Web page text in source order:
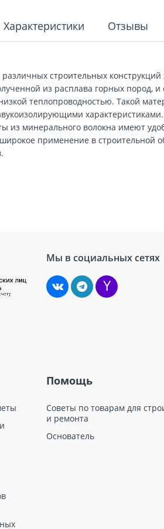
Характеристики Отзывы
строительных
из расплава горных пород, и
теплопроводностью. Такой
из минерального волокна имеют
применение в строительной
Мы в социальных сетях
Помощь
Советы по товарам для
и ремонта
Основатель